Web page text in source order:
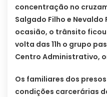
concentração no
Salgado Filho e Nevaldo
ocasião, o trânsito
volta das 11h o grupo
Centro Administrativo,
Os familiares dos
condições carcerárias